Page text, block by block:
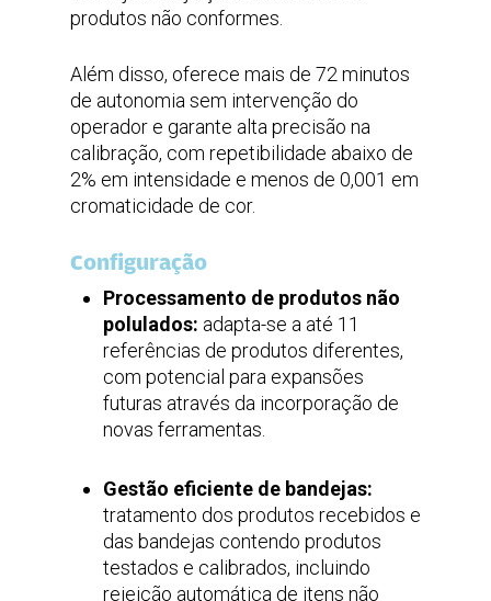
produtos não conformes.
Além disso, oferece mais de 72 minutos
de autonomia sem intervenção do
operador e garante alta precisão na
calibração, com repetibilidade abaixo de
2% em intensidade e menos de 0,001 em
cromaticidade de cor.
Configuração
Processamento de produtos não
polulados: adapta-se a até 11
referências de produtos diferentes,
com potencial para expansões
futuras através da incorporação de
novas ferramentas.
Gestão eficiente de bandejas:
tratamento dos produtos recebidos e
das bandejas contendo produtos
testados e calibrados, incluindo
rejeição automática de itens não